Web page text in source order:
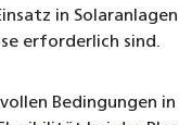
90°
in
erforderlich sind.
Bedingungen